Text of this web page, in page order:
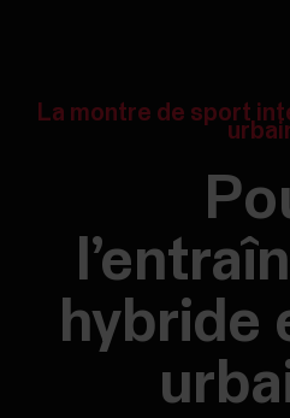
La montre de sport
hybride